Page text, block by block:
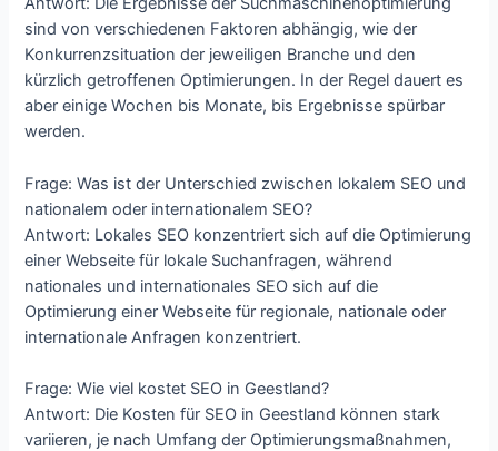
sind von verschiedenen Faktoren abhängig, wie der
Konkurrenzsituation der jeweiligen Branche und den
kürzlich getroffenen Optimierungen. In der Regel dauert es
aber einige Wochen bis Monate, bis Ergebnisse spürbar
werden.
Frage: Was ist der Unterschied zwischen lokalem SEO und
nationalem oder internationalem SEO?
Antwort: Lokales SEO konzentriert sich auf die Optimierung
einer Webseite für lokale Suchanfragen, während
nationales und internationales SEO sich auf die
Optimierung einer Webseite für regionale, nationale oder
internationale Anfragen konzentriert.
Frage: Wie viel kostet SEO in Geestland?
Antwort: Die Kosten für SEO in Geestland können stark
variieren, je nach Umfang der Optimierungsmaßnahmen,